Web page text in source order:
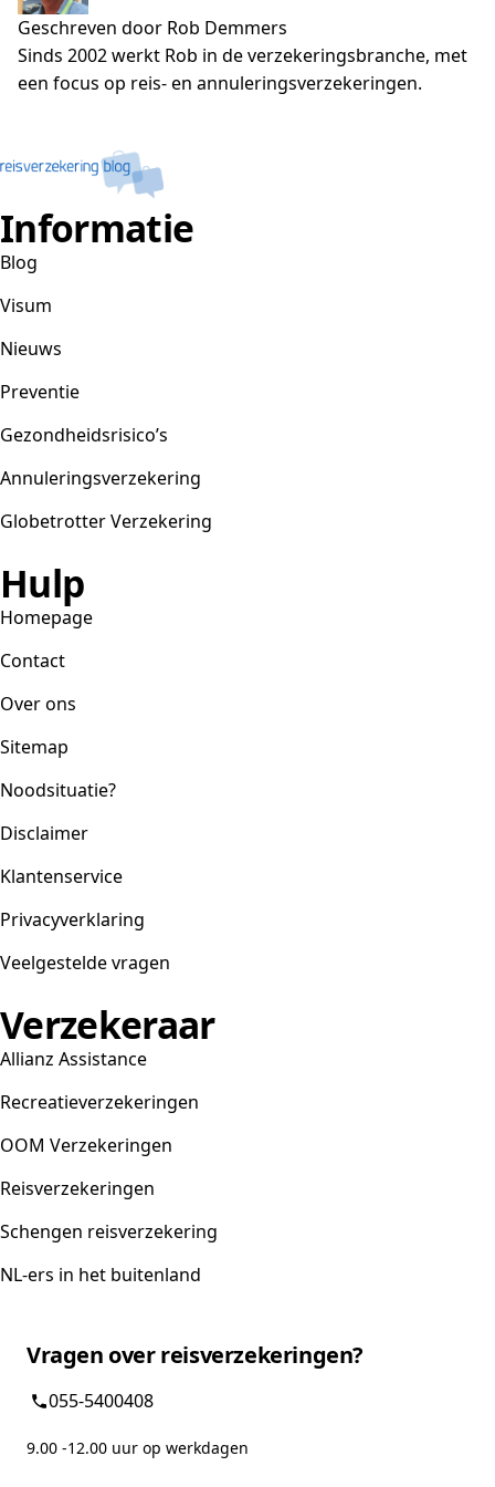
Geschreven door Rob Demmers
Sinds 2002 werkt Rob in de verzekeringsbranche, met
een focus op reis- en annuleringsverzekeringen.
Informatie
Blog
Visum
Nieuws
Preventie
Gezondheidsrisico’s
Annuleringsverzekering
Globetrotter Verzekering
Hulp
Homepage
Contact
Over ons
Sitemap
Noodsituatie?
Disclaimer
Klantenservice
Privacyverklaring
Veelgestelde vragen
Verzekeraar
Allianz Assistance
Recreatieverzekeringen
OOM Verzekeringen
Reisverzekeringen
Schengen reisverzekering
NL-ers in het buitenland
Vragen over reisverzekeringen?
055-5400408
9.00 -12.00 uur op werkdagen